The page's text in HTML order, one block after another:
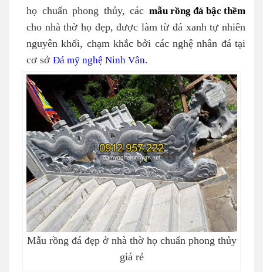
họ chuẩn phong thủy, các mẫu rồng đá bậc thềm
cho nhà thờ họ đẹp, được làm từ đá xanh tự nhiên
nguyên khối, chạm khắc bởi các nghệ nhân đá tại
cơ sở Đá mỹ nghệ Ninh Vân
Mẫu rồng đá đẹp ở nhà thờ họ chuẩn phong thủy
giá rẻ